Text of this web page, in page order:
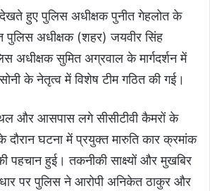
देखते हुए पुलिस अधीक्षक पुनीत गेहलोत के
पुलिस अधीक्षक (शहर) जयवीर सिंह
अधीक्षक सुमित अग्रवाल के मार्गदर्शन में
के नेतृत्व में विशेष टीम गठित की गई।
और आसपास लगे सीसीटीवी कैमरों के
घटना में प्रयुक्त मारुति कार क्रमांक
हुई। तकनीकी साक्ष्यों और मुखबिर
पर पुलिस ने आरोपी अनिकेत ठाकुर और